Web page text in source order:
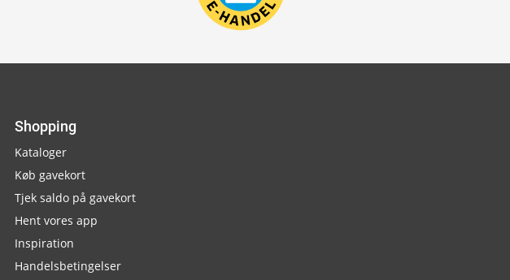
Shopping
Kataloger
Køb gavekort
Tjek saldo på gavekort
Hent vores app
Inspiration
Handelsbetingelser